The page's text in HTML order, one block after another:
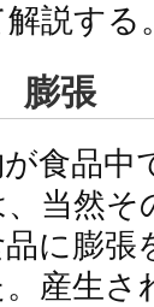
説する
膨張
食品中
当然そ
品に膨張
産生さ